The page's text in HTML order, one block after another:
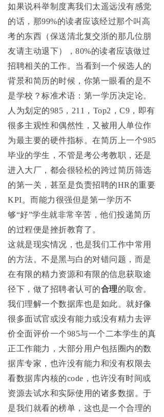
如果说科举制度离我们太遥远没有感觉
的话，那99%的读者应该经过那个叫高
考的东西（保送清北复交浙的那几位朋
友请主动退下），80%的读者应该做过
招聘相关的工作。当看到一个候选人的
背景和简历的时候，你第一眼看的是不
是学校？标准术语：第一学历决定论。
人为划定的985，211，Top2，C9，即有
很多主观性和偶然性，又被用人单位作
为最主要的硬件指标。在简历上一个985
毕业的学生，不管是考公考教职，还是
进入大厂，都会很轻松的跨过简历筛选
的第一关，甚至是负责招聘的HR的重要
KPI。而能力很强但是第一学历不
够“好”学生就非常辛苦，他们投递简历
的过程便是挫折教育了。
这就是现实情况，也是我们工作中常用
的方法。不是黑与白的对错问题，而是
在有限的精力资源和有限的信息获取途
径下，做了招聘者认可的合理的取舍。
我们理解一个数据库也是如此。就好像
很多面试官或没有能力或没有精力去评
价全面评价一个985与一个二本学生的真
正工作能力，大部分用户包括圈内的数
据库专家，也许没有能力和没有权限去
看数据库内核的code，也许没有时间或
资源去试水和实际使用的诸多数据。于
是我们就看的榜单，这也是一个合理的